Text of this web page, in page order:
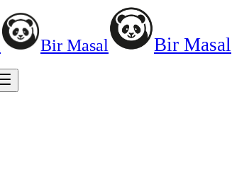
Bir Masal Bir Masal